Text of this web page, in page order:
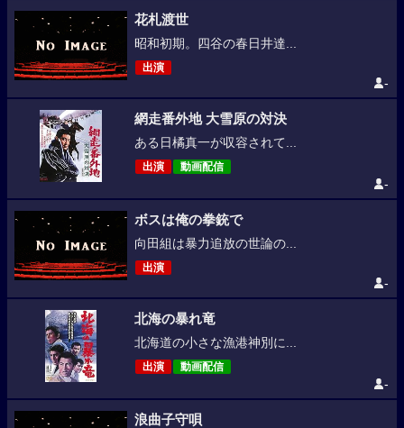
花札渡世
昭和初期。四谷の春日井達...
出演
-
網走番外地 大雪原の対決
ある日橘真一が収容されて...
出演 動画配信
-
ボスは俺の拳銃で
向田組は暴力追放の世論の...
出演
-
北海の暴れ竜
北海道の小さな漁港神別に...
出演 動画配信
-
浪曲子守唄